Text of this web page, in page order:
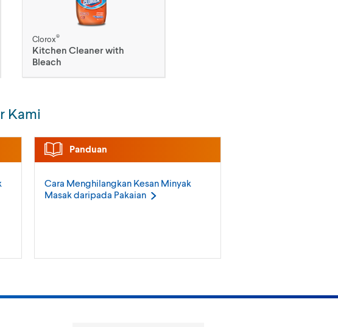
Clorox®
Kitchen Cleaner with
Bleach
Kami
Panduan
Cara Menghilangkan Kesan Minyak
Masak daripada Pakaian